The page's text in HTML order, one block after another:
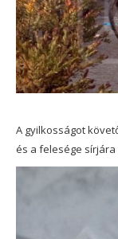
A gyilkosságot
és a felesége